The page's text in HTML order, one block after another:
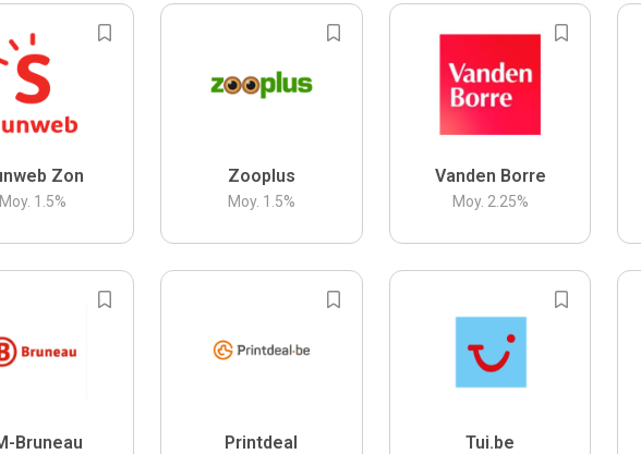
Zon
Moy. 1.5%
Zooplus
Moy. 1.5%
Vanden Borre
Moy. 2.25%
Bruneau Printdeal Tui.be